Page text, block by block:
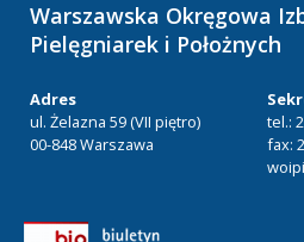
Warszawska Okręgowa
Pielęgniarek i Położnych
Adres
ul. Żelazna 59 (VII piętro)
00-848 Warszawa
tel.:
fax: